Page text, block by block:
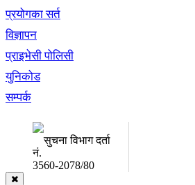
प्रयोगका सर्त
विज्ञापन
प्राइभेसी पोलिसी
युनिकोड
सम्पर्क
सुचना विभाग दर्ता
नं.
3560-2078/80